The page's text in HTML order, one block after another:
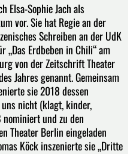
Elsa-Sophie Jach als
vor. Sie hat Regie an der
Schreiben an der UdK
Erdbeben in Chili“ am
von der Zeitschrift Theater
Jahres genannt. Gemeinsam
sie 2018 dessen
nicht (klagt, kinder,
und zu den
Theater Berlin eingeladen
Köck inszenierte sie „Dritte